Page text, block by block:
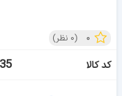
۰ (۰ نظر)
کد کالا